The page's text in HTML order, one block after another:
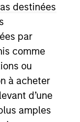
destinées
par
comme
ou
à acheter
d’une
amples